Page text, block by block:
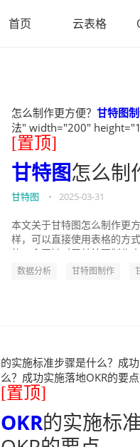
首页 云表格
怎么制作更方便？ 甘特图
法" width="200"
[置顶]
甘特图怎么制
甘特图 • 2025-03-31
本文关于甘特图怎么制作更
样，可以直接使用表格的方
数据分析 甘特图制作
的实施标准步骤是什么？成
么？成功实施落地OKR的要
[置顶]
OKR的实施标